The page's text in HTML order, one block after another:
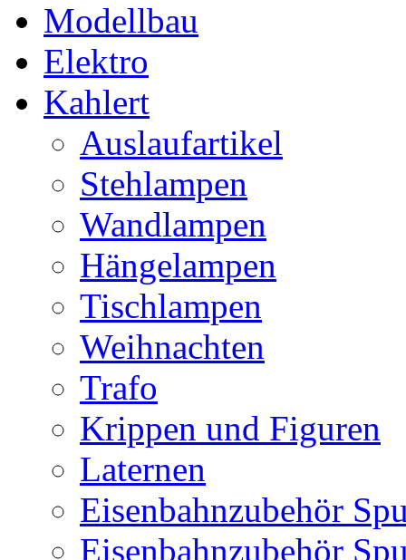
Modellbau
Elektro
Kahlert
Auslaufartikel
Stehlampen
Wandlampen
Hängelampen
Tischlampen
Weihnachten
Trafo
Krippen und Figuren
Laternen
Eisenbahnzubehör
Eisenbahnzubehör